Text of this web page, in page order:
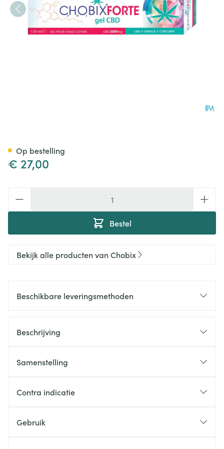
€ 27,00
Bestel
Op bestelling
Bekijk alle producten van Chobix
Beschikbare leveringsmethoden
Beschrijving
Samenstelling
Contra indicatie
Gebruik